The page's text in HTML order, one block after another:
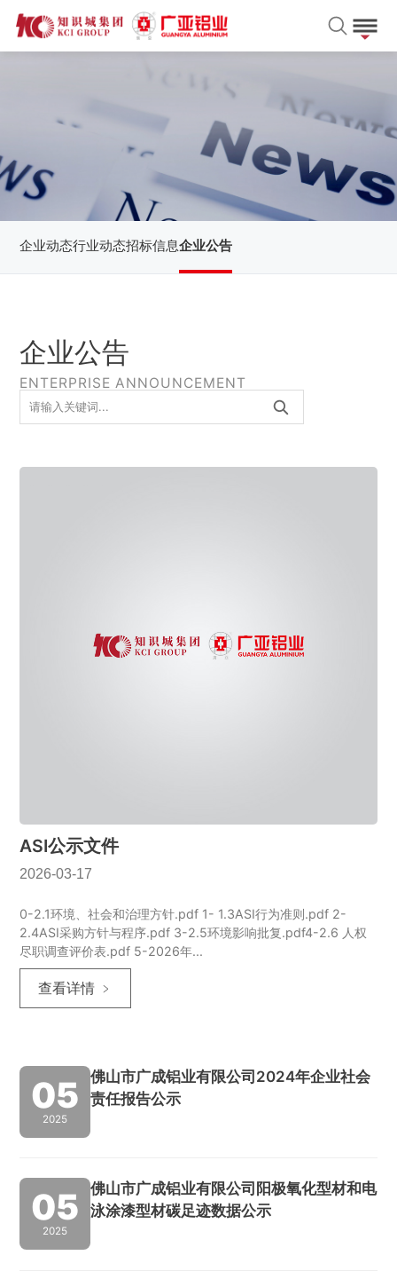
企业动态行业动态招标信息企业公告
企业公告
ENTERPRISE ANNOUNCEMENT
ASI公示文件
2026-03-17
0-2.1环境、社会和治理方针.pdf 1- 1.3ASI行为准则.pdf 2-
2.4ASI采购方针与程序.pdf 3-2.5环境影响批复.pdf4-2.6 人权
尽职调查评价表.pdf 5-2026年...
查看详情 ﹥
05
2025
佛山市广成铝业有限公司2024年企业社会
责任报告公示
05
2025
佛山市广成铝业有限公司阳极氧化型材和电
泳涂漆型材碳足迹数据公示